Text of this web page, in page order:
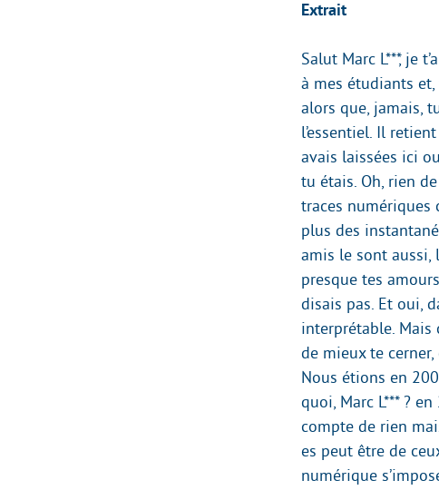
Extrait
Salut Marc L***, je
à mes étudiants
alors que, jamais,
l’essentiel. Il
avais laissées ici
tu étais. Oh, rien
traces numériques
plus des
amis le sont aussi,
presque tes
disais pas. Et oui,
interprétable. Mais
de mieux te
Nous étions en
quoi, Marc L*** ?
compte de rien
es peut être de
numérique